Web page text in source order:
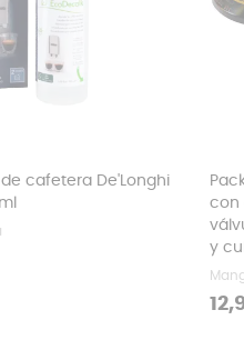
cafetera De'Longhi
con
y